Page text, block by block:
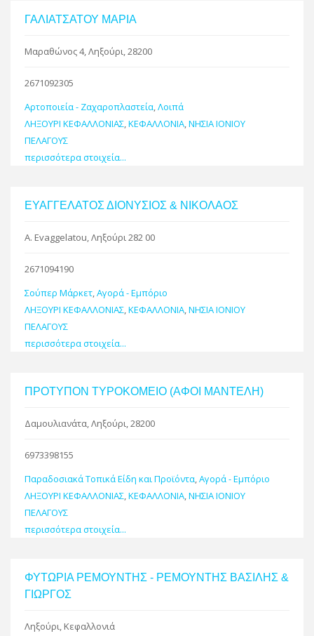
ΓΑΛΙΑΤΣΑΤΟΥ ΜΑΡΙΑ
Μαραθώνος 4, Ληξούρι, 28200
2671092305
Αρτοποιεία - Ζαχαροπλαστεία,Λοιπά
ΛΗΞΟΥΡΙ ΚΕΦΑΛΛΟΝΙΑΣ,ΚΕΦΑΛΛΟΝΙΑ,ΝΗΣΙΑ ΙΟΝΙΟΥ
ΠΕΛΑΓΟΥΣ
περισσότερα στοιχεία...
ΕΥΑΓΓΕΛΑΤΟΣ ΔΙΟΝΥΣΙΟΣ & ΝΙΚΟΛΑΟΣ
A. Evaggelatou, Ληξούρι 282 00
2671094190
Σούπερ Μάρκετ,Αγορά - Εμπόριο
ΛΗΞΟΥΡΙ ΚΕΦΑΛΛΟΝΙΑΣ,ΚΕΦΑΛΛΟΝΙΑ,ΝΗΣΙΑ ΙΟΝΙΟΥ
ΠΕΛΑΓΟΥΣ
περισσότερα στοιχεία...
ΠΡΟΤΥΠΟΝ ΤΥΡΟΚΟΜΕΙΟ (ΑΦΟΙ ΜΑΝΤΕΛΗ)
Δαμουλιανάτα, Ληξούρι, 28200
6973398155
Παραδοσιακά Τοπικά Είδη και Προϊόντα,Αγορά - Εμπόριο
ΛΗΞΟΥΡΙ ΚΕΦΑΛΛΟΝΙΑΣ,ΚΕΦΑΛΛΟΝΙΑ,ΝΗΣΙΑ ΙΟΝΙΟΥ
ΠΕΛΑΓΟΥΣ
περισσότερα στοιχεία...
ΦΥΤΩΡΙΑ ΡΕΜΟΥΝΤΗΣ - ΡΕΜΟΥΝΤΗΣ ΒΑΣΙΛΗΣ &
ΓΙΩΡΓΟΣ
Ληξούρι, Κεφαλλονιά